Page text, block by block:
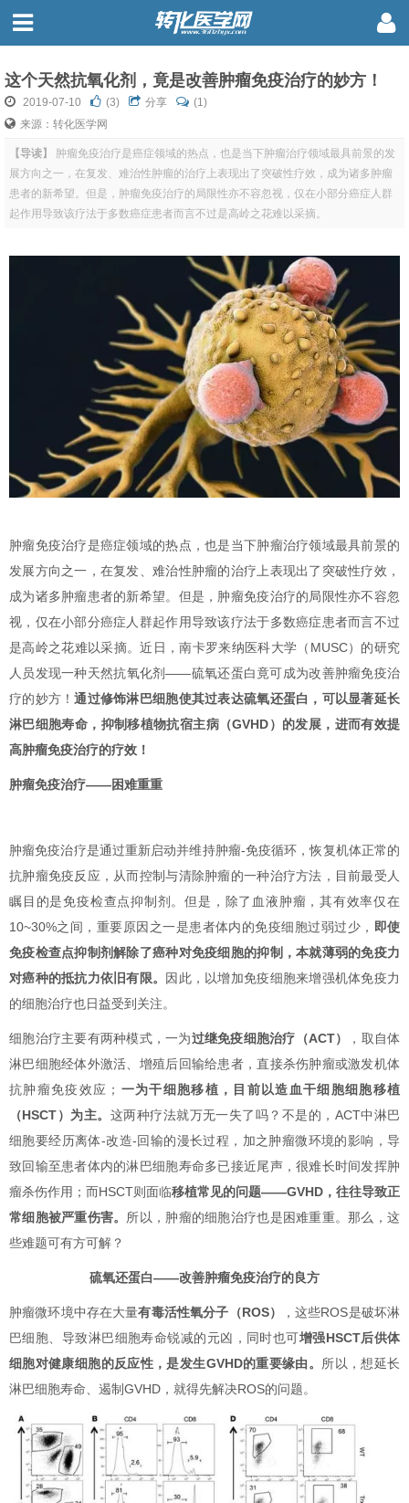
这个天然抗氧化剂，竟是改善肿瘤免疫治疗的妙方！
2019-07-10 (3) 分享
(1)
来源：转化医学网
【导读】
肿瘤免疫治疗是癌症领域的热点，也是当下肿瘤治疗领域最具前景的发
展方向之一，在复发、难治性肿瘤的治疗上表现出了突破性疗效，成为诸多肿瘤
患者的新希望。但是，肿瘤免疫治疗的局限性亦不容忽视，仅在小部分癌症人群
起作用导致该疗法于多数癌症患者而言不过是高岭之花难以采摘。
肿瘤免疫治疗是癌症领域的热点，也是当下肿瘤治疗领域最具前景的
发展方向之一，在复发、难治性肿瘤的治疗上表现出了突破性疗效，
成为诸多肿瘤患者的新希望。但是，肿瘤免疫治疗的局限性亦不容忽
视，仅在小部分癌症人群起作用导致该疗法于多数癌症患者而言不过
是高岭之花难以采摘。近日，南卡罗来纳医科大学（MUSC）的研究
人员发现一种天然抗氧化剂——硫氧还蛋白竟可成为改善肿瘤免疫治
疗的妙方！通过修饰淋巴细胞使其过表达硫氧还蛋白，可以显著延长
淋巴细胞寿命，抑制移植物抗宿主病（GVHD）的发展，进而有效提
高肿瘤免疫治疗的疗效！
肿瘤免疫治疗——困难重重
肿瘤免疫治疗是通过重新启动并维持肿瘤-免疫循环，恢复机体正常的
抗肿瘤免疫反应，从而控制与清除肿瘤的一种治疗方法，目前最受人
瞩目的是免疫检查点抑制剂。但是，除了血液肿瘤，其有效率仅在
10~30%之间，重要原因之一是患者体内的免疫细胞过弱过少， 即使
免疫检查点抑制剂解除了癌种对免疫细胞的抑制，本就薄弱的免疫力
对癌种的抵抗力依旧有限。
因此，以增加免疫细胞来增强机体免疫力
的细胞治疗也日益受到关注。
细胞治疗主要有两种模式，一为过继免疫细胞治疗（ACT）
，取自体
淋巴细胞经体外激活、增殖后回输给患者，直接杀伤肿瘤或激发机体
抗肿瘤免疫效应； 一为干细胞移植，目前以造血干细胞细胞移植
（HSCT）为主。 这两种疗法就万无一失了吗？不是的，ACT中淋巴
细胞要经历离体-改造-回输的漫长过程，加之肿瘤微环境的影响，导
致回输至患者体内的淋巴细胞寿命多已接近尾声，很难长时间发挥肿
瘤杀伤作用；而HSCT则面临移植常见的问题——GVHD，往往导致正
常细胞被严重伤害。 所以，肿瘤的细胞治疗也是困难重重。那么，这
些难题可有方可解？
硫氧还蛋白——改善肿瘤免疫治疗的良方
肿瘤微环境中存在大量有毒活性氧分子（ROS）
，这些ROS是破坏淋
巴细胞、导致淋巴细胞寿命锐减的元凶，同时也可增强HSCT后供体
细胞对健康细胞的反应性，是发生GVHD的重要缘由。 所以，想延长
淋巴细胞寿命、遏制GVHD，就得先解决ROS的问题。